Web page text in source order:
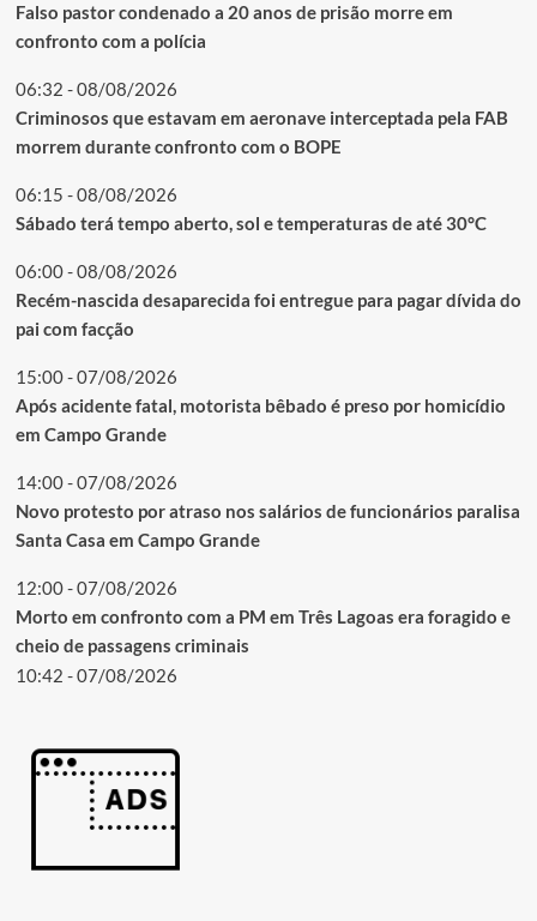
Falso pastor condenado a 20 anos de prisão morre em
confronto com a polícia
06:32 - 08/08/2026
Criminosos que estavam em aeronave interceptada pela FAB
morrem durante confronto com o BOPE
06:15 - 08/08/2026
Sábado terá tempo aberto, sol e temperaturas de até 30°C
06:00 - 08/08/2026
Recém-nascida desaparecida foi entregue para pagar dívida do
pai com facção
15:00 - 07/08/2026
Após acidente fatal, motorista bêbado é preso por homicídio
em Campo Grande
14:00 - 07/08/2026
Novo protesto por atraso nos salários de funcionários paralisa
Santa Casa em Campo Grande
12:00 - 07/08/2026
Morto em confronto com a PM em Três Lagoas era foragido e
cheio de passagens criminais
10:42 - 07/08/2026